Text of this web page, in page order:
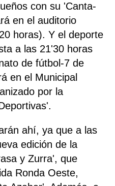
con su 'Canta-
en el auditorio
horas). Y el deporte
a las 21'30 horas
de fútbol-7 de
en el Municipal
por la
ahí, ya que a las
edición de la
y Zurra', que
Ronda Oeste,